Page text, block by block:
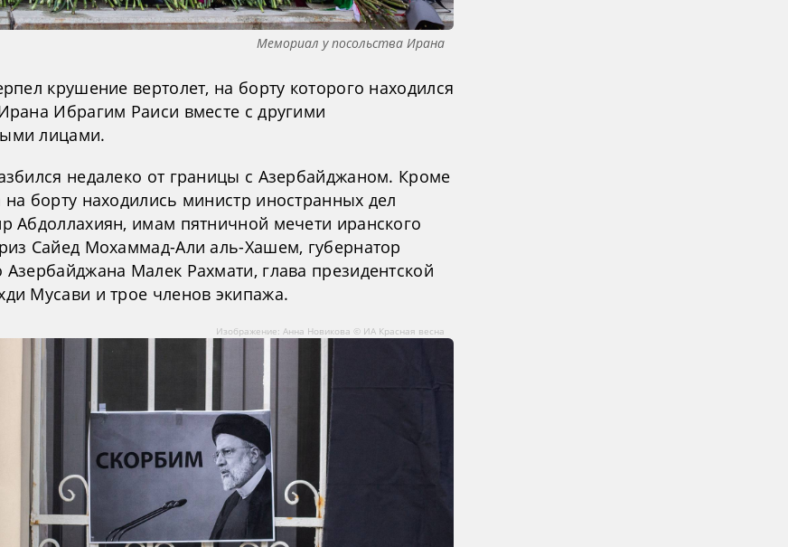
Мемориал у посольства Ирана
крушение вертолет, на борту которого находился
Ибрагим Раиси вместе с другими
лицами.
недалеко от границы с Азербайджаном. Кроме
на борту находились министр иностранных дел
Абдоллахиян, имам пятничной мечети иранского
Сайед Мохаммад-Али аль-Хашем, губернатор
Азербайджана Малек Рахмати, глава президентской
Мусави и трое членов экипажа.
Изображение: Анна Новикова © ИА Красная весна